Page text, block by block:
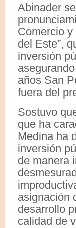
Abinader
Comercio
del Este”,
inversión
años San
fuera del
Sostuvo
que ha
Medina ha
inversión
de manera
asignación
desarrollo
calidad de